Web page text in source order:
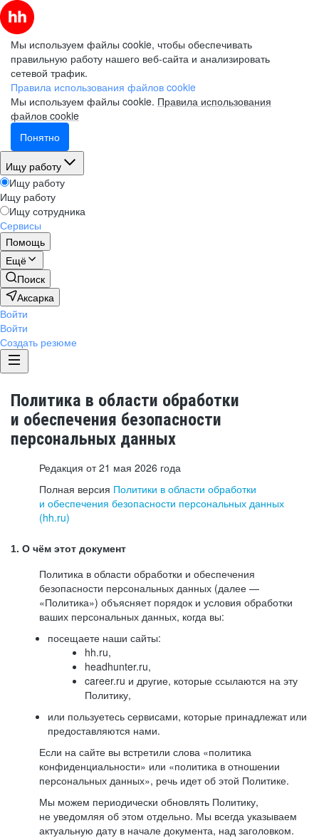
Мы используем файлы cookie, чтобы обеспечивать
правильную работу нашего веб-сайта и анализировать
сетевой трафик.
Правила использования файлов cookie
Мы используем файлы cookie. Правила использования
файлов cookie
Понятно
Ищу работу
Ищу работу
Ищу работу
Ищу сотрудника
Сервисы
Помощь
Ещё
Поиск
Аксарка
Войти
Войти
Создать резюме
Политика в области обработки
и обеспечения безопасности
персональных данных
Редакция от 21 мая 2026 года
Полная версия Политики в области обработки
и обеспечения безопасности персональных данных
(hh.ru)
1. О чём этот документ
Политика в области обработки и обеспечения
безопасности персональных данных (далее —
«Политика») объясняет порядок и условия обработки
ваших персональных данных, когда вы:
посещаете наши сайты:
hh.ru,
headhunter.ru,
career.ru и другие, которые ссылаются на эту
Политику,
или пользуетесь сервисами, которые принадлежат или
предоставляются нами.
Если на сайте вы встретили слова «политика
конфиденциальности» или «политика в отношении
персональных данных», речь идет об этой Политике.
Мы можем периодически обновлять Политику,
не уведомляя об этом отдельно. Мы всегда указываем
актуальную дату в начале документа, над заголовком.